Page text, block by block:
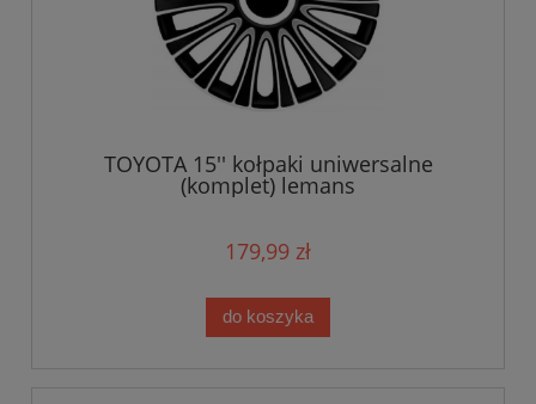
TOYOTA 15'' kołpaki uniwersalne
(komplet) lemans
179,99 zł
do koszyka